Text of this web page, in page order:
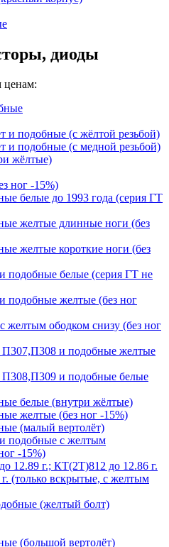
диоды
ценам:
и подобные (с жёлтой резьбой)
и подобные (с медной резьбой)
жёлтые)
ног -15%)
белые до 1993 года (серия ГТ
желтые длинные ноги (без
желтые короткие ноги (без
подобные белые (серия ГТ не
подобные желтые (без ног
ободком снизу (без ног
и подобные желтые
и подобные белые
белые (внутри жёлтые)
желтые (без ног -15%)
(малый вертолёт)
подобные с желтым
-15%)
12.89 г.; КТ(2Т)812 до 12.86 г.
(только вскрытые, с желтым
(желтый болт)
(большой вертолёт)